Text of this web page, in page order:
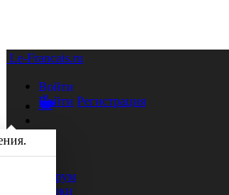
Le-Francais.ru
Войти
Войти Регистрация
Форум
Уроки